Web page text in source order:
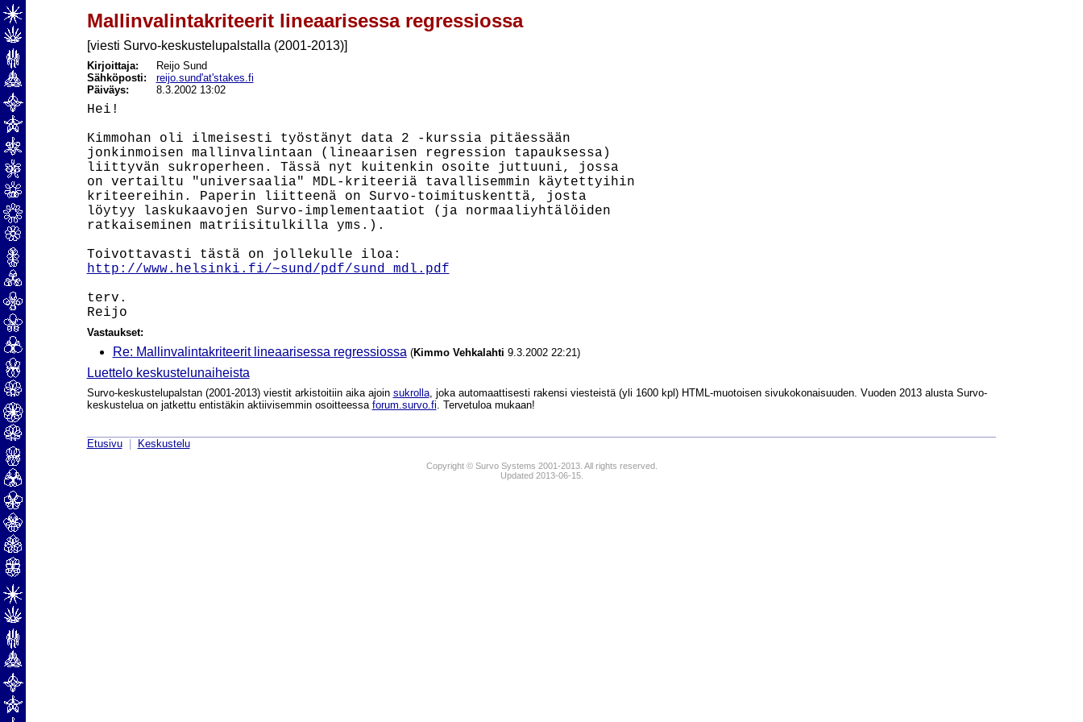
Mallinvalintakriteerit lineaarisessa regressiossa
[viesti Survo-keskustelupalstalla (2001-2013)]
Kirjoittaja:
Reijo Sund
Sähköposti: reijo.sund'at'stakes.fi
Päiväys:
8.3.2002 13:02
Hei!
Kimmohan oli ilmeisesti työstänyt data 2 -kurssia pitäessään
jonkinmoisen mallinvalintaan (lineaarisen regression tapauksessa)
liittyvän sukroperheen. Tässä nyt kuitenkin osoite juttuuni, jossa
on vertailtu "universaalia" MDL-kriteeriä tavallisemmin käytettyihin
kriteereihin. Paperin liitteenä on Survo-toimituskenttä, josta
löytyy laskukaavojen Survo-implementaatiot (ja normaaliyhtälöiden
ratkaiseminen matriisitulkilla yms.).
http://www.helsinki.fi/~sund/pdf/sund_mdl.pdf
terv.
Vastaukset:
Re: Mallinvalintakriteerit lineaarisessa regressiossa (Kimmo Vehkalahti 9.3.2002 22:21)
Luettelo keskustelunaiheista
Survo-keskustelupalstan (2001-2013) viestit arkistoitiin aika ajoin sukrolla, joka automaattisesti rakensi viesteistä (yli 1600 kpl) HTML-muotoisen sivukokonaisuuden. Vuoden 2013 alusta Survo-
keskustelua on jatkettu entistäkin aktiivisemmin osoitteessa forum.survo.fi. Tervetuloa mukaan!
Etusivu| Keskustelu
Copyright © Survo Systems 2001-2013. All rights reserved.
Updated 2013-06-15.